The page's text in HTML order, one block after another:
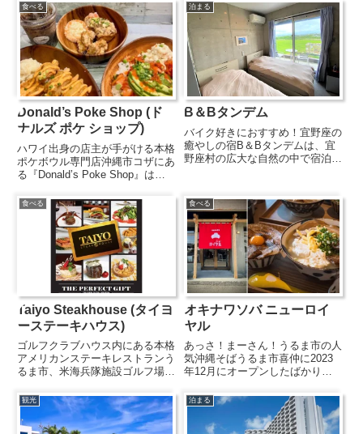
食べる
Donald’s Poke Shop (ド
ナルズ ポケ ショップ)
ハワイ出身の店主が手がける本格
ポケボウル専門店沖縄市コザにあ
る『Donald’s Poke Shop』は、
ハワイアンポケボウルのお店。新
鮮なマグロやサーモンを使用し、
ここでしか味わえない特製の味付
けとボリューム...
泊まる
B＆Bタンデム
バイク好きにおすすめ！宜野座の
癒やしの宿B＆Bタンデムは、宜
野座村の広大な自然の中で宿泊で
占めできる絶好のロケーション
で、癒やされること間違いなしで
す。バイク好きのマスターが用意
し...
食べる
Taiyo Steakhouse (タイヨ
ーステーキハウス)
ゴルフクラブハウス内にある本格
アメリカンステーキレストランう
るま市、米海兵隊施設ゴルフ場の
トラン。米軍施設内にありながら
一般客もID無しで入店できる穴場
スポットです。レトロアメリカン
食べる
オキナワソバ ニューロイ
ヤル
あっさ！まーさん！うるま市の人
気沖縄そばうるま市喜仲に2023
年12月にオープンしたばかりの
どでも話題の沖縄そばのお店。イ
ンテリアにもこだわったというお
しゃれな店内でいただけるのは、
観光 泊まる